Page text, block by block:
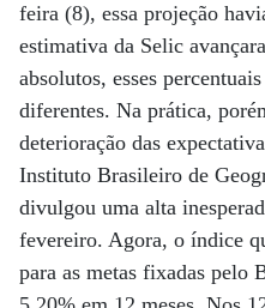
feira (8), essa projeção
estimativa da Selic
absolutos, esses
diferentes. Na prática,
deterioração das
Instituto Brasileiro de
divulgou uma alta
fevereiro. Agora, o índice
para as metas fixadas pelo